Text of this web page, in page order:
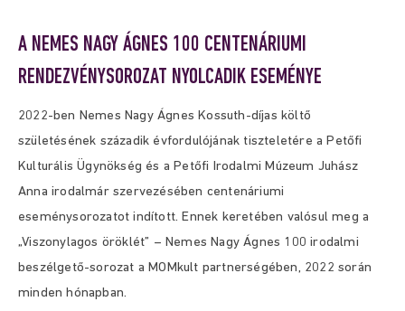
A NEMES NAGY ÁGNES 100 CENTENÁRIUMI
RENDEZVÉNYSOROZAT NYOLCADIK ESEMÉNYE
2022-ben Nemes Nagy Ágnes Kossuth-díjas költő
születésének századik évfordulójának tiszteletére a Petőfi
Kulturális Ügynökség és a Petőfi Irodalmi Múzeum Juhász
Anna irodalmár szervezésében centenáriumi
eseménysorozatot indított. Ennek keretében valósul meg a
„Viszonylagos öröklét” – Nemes Nagy Ágnes 100 irodalmi
beszélgető-sorozat a MOMkult partnerségében, 2022 során
minden hónapban.